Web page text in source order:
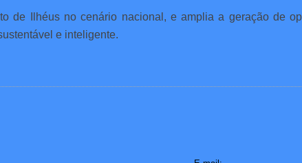
de Ilhéus no cenário nacional, e amplia a geração de
e inteligente.